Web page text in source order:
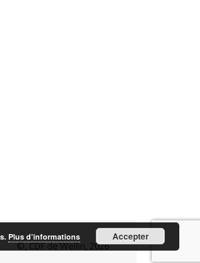
sur-Lesse
©, CDF de Wellin, 2026
Plus d’informations Accepter